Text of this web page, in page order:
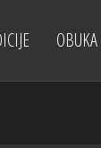
OBUKA